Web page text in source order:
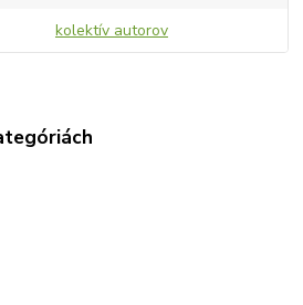
kolektív autorov